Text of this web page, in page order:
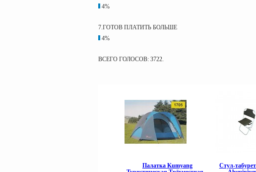
4%
7.ГОТОВ ПЛАТИТЬ БОЛЬШЕ
4%
ВСЕГО ГОЛОСОВ: 3722.